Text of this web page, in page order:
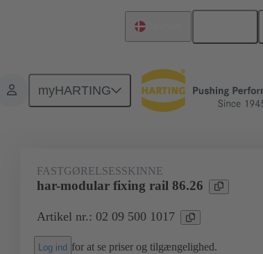
myHARTING
Tilslutning mellem bundkort og datterkort 02 09 500 1017
FASTGØRELSESSKINNE
har-modular fixing rail 86.26
Artikel nr.: 02 09 500 1017
Log ind for at se priser og tilgængelighed.